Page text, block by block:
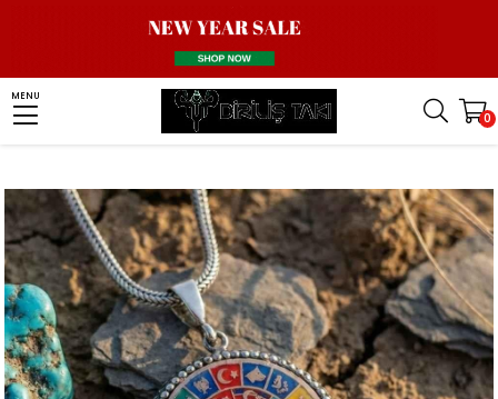
MENU
0
Turkish Necklace 16 Türk Devleti Kolye
Türk Devletleri Teşkilatı 16 Türk Devleti Gümüş Kolye